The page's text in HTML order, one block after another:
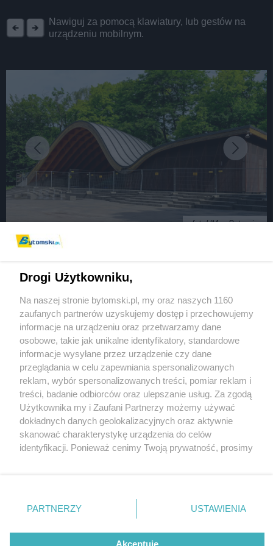
Nawiguj za pomocą klawiatury, lub gestów na
urządzeniu mobilnym.
fot: UM w Bytomiu
Remont zakończy się za nieco ponad miesiąc
1 / 4
Modernizacja amfiteatru
Po dziewięciu latach od zakończenia budowy
amfiteatru w Parku Miejskim im, Franciszka Kachla
rozpoczęła się jego modernizacja. Remont muszli
zakończy się w sierpniu, a koszty prac szacowane są
Wydawca mediów lokalnych
Nie zapomnij
zapoznać się z:
polityką prywatności regulamin korzystania z portali
Twojemiasto
Piekary Śląskie
Chorzów
Tarnowskie Góry
Gliwice
Skontakuj sięz nami
Kontakt
Wydawca
Pogoda
Drogi Użytkowniku,
Na naszej stronie bytomski.pl, my oraz naszych 1160
zaufanych partnerów uzyskujemy dostęp i przechowujemy
informacje na urządzeniu oraz przetwarzamy dane
osobowe, takie jak unikalne identyfikatory, standardowe
informacje wysyłane przez urządzenie czy dane
przeglądania w celu zapewniania spersonalizowanych
reklam, wybór spersonalizowanych treści, pomiar reklam i
treści, badanie odbiorców oraz ulepszanie usług. Za zgodą
Użytkownika my i Zaufani Partnerzy możemy używać
dokładnych danych geolokalizacyjnych oraz aktywnie
skanować charakterystykę urządzenia do celów
identyfikacji. Ponieważ cenimy Twoją prywatność, prosimy
prywatności znajdujący się w lewym dolnym rogu strony
. Niektóre rodzaje przetwarzania danych nie wymagają
zgody użytkownika, ale masz prawo sprzeciwić się
takiemu przetwarzaniu. Preferencje będą miały
PARTNERZY USTAWIENIA
Akceptuję